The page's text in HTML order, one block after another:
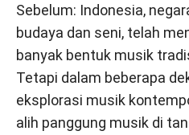
Sebelum: Indonesia,
budaya dan seni, telah
banyak bentuk musik
Tetapi dalam beberapa
eksplorasi musik
alih panggung musik di